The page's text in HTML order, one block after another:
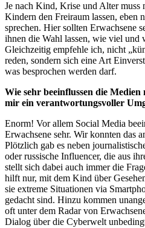
Je nach Kind, Krise und Alter muss
Kindern den Freiraum lassen, eben
sprechen. Hier sollten Erwachsene
ihnen die Wahl lassen, wie viel und
Gleichzeitig empfehle ich, nicht
reden, sondern sich eine Art
was besprochen werden darf.
Wie sehr beeinflussen die
mir ein verantwortungsvoller
Enorm! Vor allem Social Media
Erwachsene sehr. Wir konnten das
Plötzlich gab es neben
oder russische Influencer, die aus
stellt sich dabei auch immer die
hilft nur, mit dem Kind über
sie extreme Situationen via
gedacht sind. Hinzu kommen
oft unter dem Radar von
Dialog über die Cyberwelt